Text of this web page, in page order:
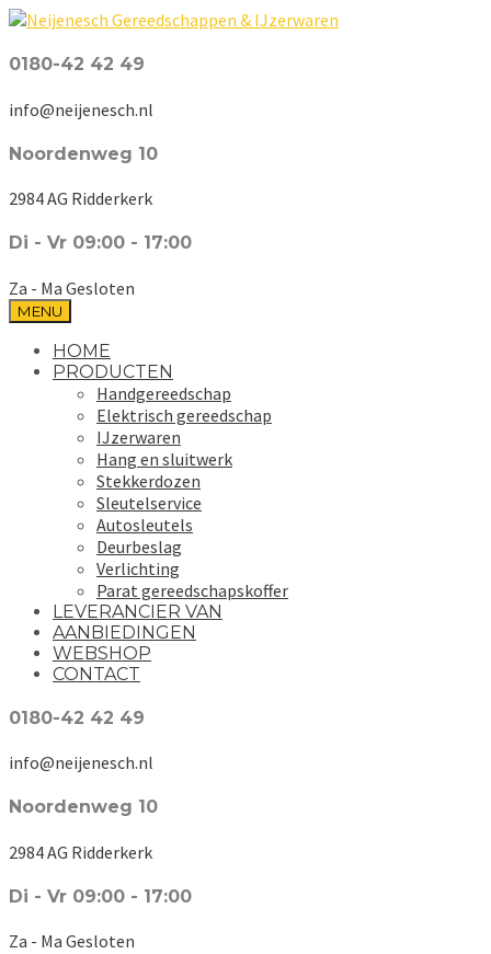
0180-42 42 49
info@neijenesch.nl
Noordenweg 10
2984 AG Ridderkerk
Di - Vr 09:00 - 17:00
Za - Ma Gesloten
MENU
HOME
PRODUCTEN
Handgereedschap
Elektrisch gereedschap
IJzerwaren
Hang en sluitwerk
Stekkerdozen
Sleutelservice
Autosleutels
Deurbeslag
Verlichting
Parat gereedschapskoffer
LEVERANCIER VAN
AANBIEDINGEN
WEBSHOP
CONTACT
0180-42 42 49
info@neijenesch.nl
Noordenweg 10
2984 AG Ridderkerk
Di - Vr 09:00 - 17:00
Za - Ma Gesloten